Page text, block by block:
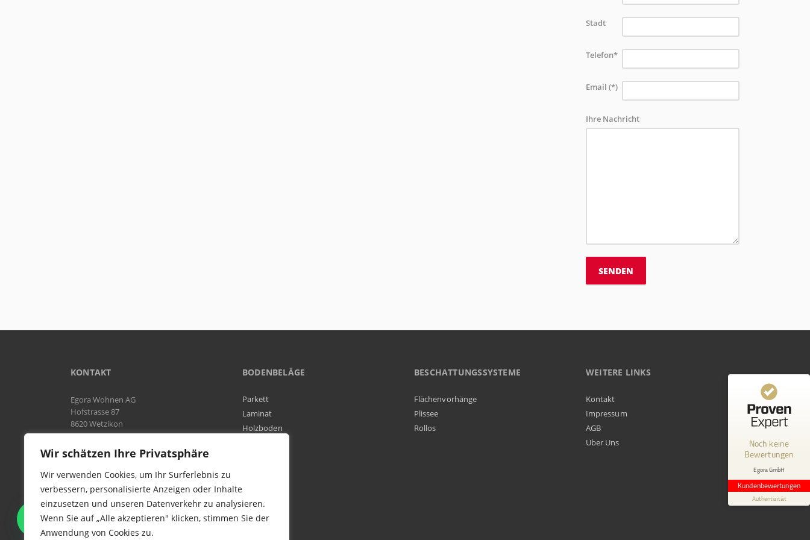
Wir schätzen Ihre Privatsphäre
Wir verwenden Cookies, um Ihr Surferlebnis zu
verbessern, personalisierte Anzeigen oder Inhalte
einzusetzen und unseren Datenverkehr zu analysieren.
Wenn Sie auf „Alle akzeptieren" klicken, stimmen Sie der
Anwendung von Cookies zu.
Stadt
Telefon*
Email (*)
Ihre Nachricht
KONTAKT
Egora Wohnen AG
Hofstrasse 87
8620 Wetzikon
Natel:
076 566 38 92
Tel:044 954 25 61
Mail:info@egora-bodenbelaege.ch
BODENBELÄGE
Parkett
Laminat
Holzboden
BESCHATTUNGSSYSTEME
Flächenvorhänge
Plissee
Rollos
WEITERE LINKS
Kontakt
Impressum
AGB
Über Uns
WIR SIND IN DER GESAMTEN
SCHWEIZ TÄTIG
Noch keine
Bewertungen
Egora GmbH
Kundenbewertungen
Authentizität
Kundenbewertungen und Erfahrungen zu
Erfahren Sie mehr über dieses Bewertungssiegel
1.1.1970